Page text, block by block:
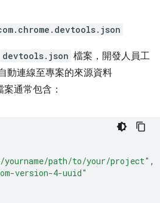
devtools.json 檔案，開發人員工
動連線至專案的來源資料
案通常包含：
yourname/path/to/your/project" ,
version-4-uuid"